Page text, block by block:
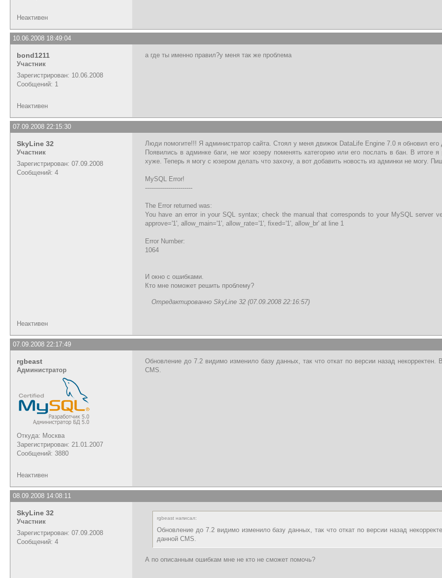
Неактивен
10.06.2008 18:49:04
bond1211
Участник
Зарегистрирован: 10.06.2008
Сообщений: 1
а где ты именно правил?у меня так же проблема
Неактивен
07.09.2008 22:15:30
SkyLine 32
Участник
Зарегистрирован: 07.09.2008
Сообщений: 4
Люди помогите!!! Я администратор сайта. Стоял у меня движок DataLife Engine 7.0 я обновил его
Появились в админке баги, не мог юзеру поменять категорию или его послать в бан. В итоге
хуже. Теперь я могу с юзером делать что захочу, а вот добавить новость из админки не могу.
MySQL Error!
------------------------
The Error returned was:
You have an error in your SQL syntax; check the manual that corresponds to your MySQL server
approve='1', allow_main='1', allow_rate='1', fixed='1', allow_br' at line 1
Error Number:
1064
И окно с ошибками.
Кто мне поможет решить проблему?
Отредактированно SkyLine 32 (07.09.2008 22:16:57)
Неактивен
07.09.2008 22:17:49
rgbeast
Администратор
Откуда: Москва
Зарегистрирован: 21.01.2007
Сообщений: 3880
Обновление до 7.2 видимо изменило базу данных, так что откат по версии назад
CMS.
Неактивен
08.09.2008 14:08:11
SkyLine 32
Участник
Зарегистрирован: 07.09.2008
Сообщений: 4
rgbeast написал:
Обновление до 7.2 видимо изменило базу данных, так что откат по версии назад
данной CMS.
А по описанным ошибкам мне не кто не сможет помочь?